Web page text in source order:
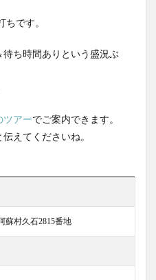
ちです。
ち時間ありという盛況ぶ
ツアーでご案内できます。
えてくださいね。
蘇村久石2815番地